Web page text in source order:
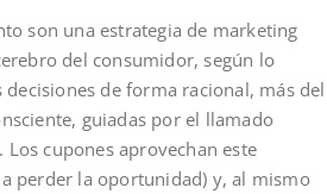
son una estrategia de marketing
del consumidor, según lo
de forma racional, más del
guiadas por el llamado
cupones aprovechan este
perder la oportunidad) y, al mismo